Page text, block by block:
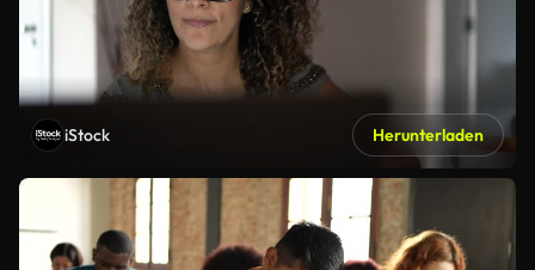
iStock Herunterladen